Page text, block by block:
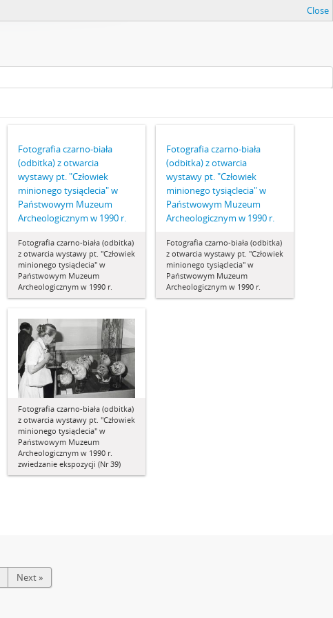
Close
Fotografia czarno-biała
(odbitka) z otwarcia
wystawy pt. "Człowiek
minionego tysiąclecia" w
Państwowym Muzeum
Archeologicznym w 1990 r.
Fotografia czarno-biała (odbitka)
z otwarcia wystawy pt. "Człowiek
minionego tysiąclecia" w
Państwowym Muzeum
Archeologicznym w 1990 r.
Fotografia czarno-biała
(odbitka) z otwarcia
wystawy pt. "Człowiek
minionego tysiąclecia" w
Państwowym Muzeum
Archeologicznym w 1990 r.
Fotografia czarno-biała (odbitka)
z otwarcia wystawy pt. "Człowiek
minionego tysiąclecia" w
Państwowym Muzeum
Archeologicznym w 1990 r.
Fotografia czarno-biała (odbitka)
z otwarcia wystawy pt. "Człowiek
minionego tysiąclecia" w
Państwowym Muzeum
Archeologicznym w 1990 r.
zwiedzanie ekspozycji (Nr 39)
Next »